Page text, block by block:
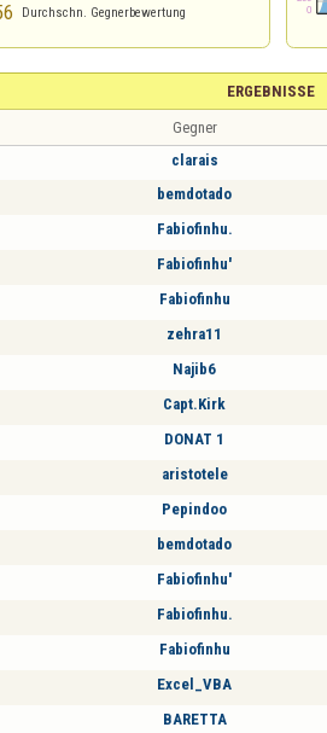
Durchschn. Gegnerbewertung
ERGEBNISSE
Gegner
clarais
bemdotado
Fabiofinhu.
Fabiofinhu'
Fabiofinhu
zehra11
Najib6
Capt.Kirk
DONAT 1
aristotele
Pepindoo
bemdotado
Fabiofinhu'
Fabiofinhu.
Fabiofinhu
Excel_VBA
BARETTA